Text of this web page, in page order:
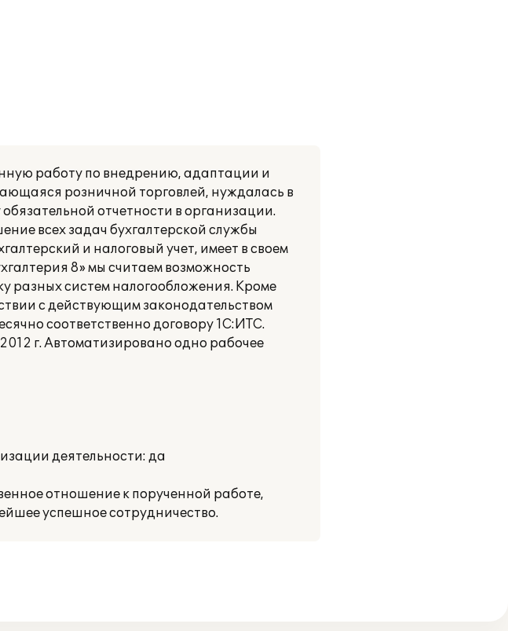
работу по внедрению, адаптации и
розничной торговлей, нуждалась в
отчетности в организации.
всех задач бухгалтерской службы
и налоговый учет, имеет в своем
8» мы считаем возможность
разных систем налогообложения. Кроме
с действующим законодательством
соответственно договору 1С:ИТС.
г. Автоматизировано одно рабочее
деятельности: да
отношение к порученной работе,
успешное сотрудничество.